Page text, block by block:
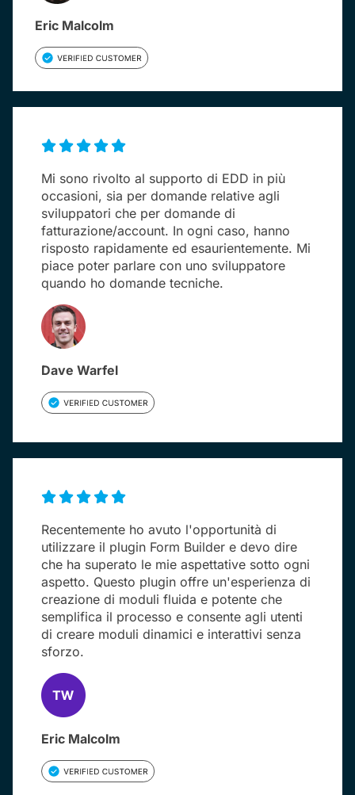
Eric Malcolm
Mi sono rivolto al supporto di EDD in più
occasioni, sia per domande relative agli
sviluppatori che per domande di
fatturazione/account. In ogni caso, hanno
risposto rapidamente ed esaurientemente. Mi
piace poter parlare con uno sviluppatore
quando ho domande tecniche.
Dave Warfel
Recentemente ho avuto l'opportunità di
utilizzare il plugin Form Builder e devo dire
che ha superato le mie aspettative sotto ogni
aspetto. Questo plugin offre un'esperienza di
creazione di moduli fluida e potente che
semplifica il processo e consente agli utenti
di creare moduli dinamici e interattivi senza
sforzo.
Eric Malcolm